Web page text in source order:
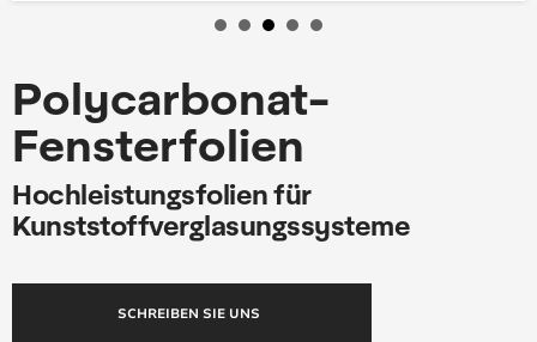
Polycarbonat-
Fensterfolien
Hochleistungsfolien für
Kunststoffverglasungssysteme
SCHREIBEN SIE UNS